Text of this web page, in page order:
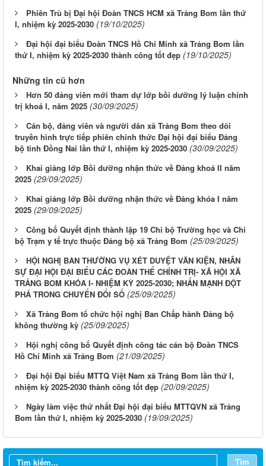
Phiên Trù bị Đại hội Đoàn TNCS HCM xã Trảng Bom lần thứ
I, nhiệm kỳ 2025-2030 (19/10/2025)
Đại hội đại biểu Đoàn TNCS Hồ Chí Minh xã Trảng Bom lần
thứ I, nhiệm kỳ 2025-2030 thành công tốt đẹp (19/10/2025)
Những tin cũ hơn
Hơn 50 đảng viên mới tham dự lớp bồi dưỡng lý luận chính
trị khoá I, năm 2025 (30/09/2025)
Cán bộ, đảng viên và người dân xã Trảng Bom theo dõi
truyền hình trực tiếp phiên chính thức Đại hội đại biểu Đảng
bộ tỉnh Đồng Nai lần thứ I, nhiệm kỳ 2025-2030 (30/09/2025)
Khai giảng lớp Bồi dưỡng nhận thức về Đảng khoá II năm
2025 (29/09/2025)
Khai giảng lớp Bồi dưỡng nhận thức về Đảng khóa I năm
2025 (29/09/2025)
Công bố Quyết định thành lập 19 Chi bộ Trường học và Chi
bộ Trạm y tế trực thuộc Đảng bộ xã Trảng Bom (25/09/2025)
HỘI NGHỊ BAN THƯỜNG VỤ XÉT DUYỆT VĂN KIỆN, NHÂN
SỰ ĐẠI HỘI ĐẠI BIỂU CÁC ĐOÀN THỂ CHÍNH TRỊ- XÃ HỘI XÃ
TRẢNG BOM KHÓA I- NHIỆM KỲ 2025-2030; NHẤN MẠNH ĐỘT
PHÁ TRONG CHUYỂN ĐỔI SỐ (25/09/2025)
Xã Trảng Bom tổ chức hội nghị Ban Chấp hành Đảng bộ
không thường kỳ (25/09/2025)
Hội nghị công bố Quyết định công tác cán bộ Đoàn TNCS
Hồ Chí Minh xã Trảng Bom (21/09/2025)
Đại hội Đại biểu MTTQ Việt Nam xã Trảng Bom lần thứ I,
nhiệm kỳ 2025-2030 thành công tốt đẹp (20/09/2025)
Ngày làm việc thứ nhất Đại hội đại biểu MTTQVN xã Trảng
Bom lần thứ I, nhiệm kỳ 2025-2030 (19/09/2025)
Tìm